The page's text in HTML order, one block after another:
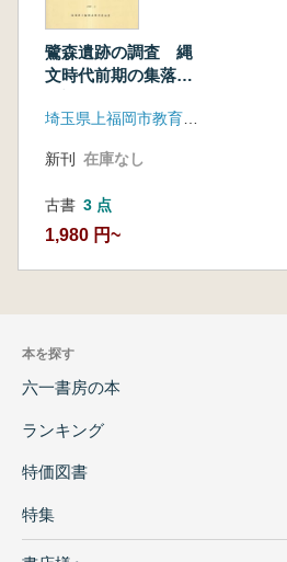
鷺森遺跡の調査 縄
文時代前期の集落跡
新刊 在庫なし
古書 3 点
1,980 円~
本を探す
六一書房の本
ランキング
特価図書
特集